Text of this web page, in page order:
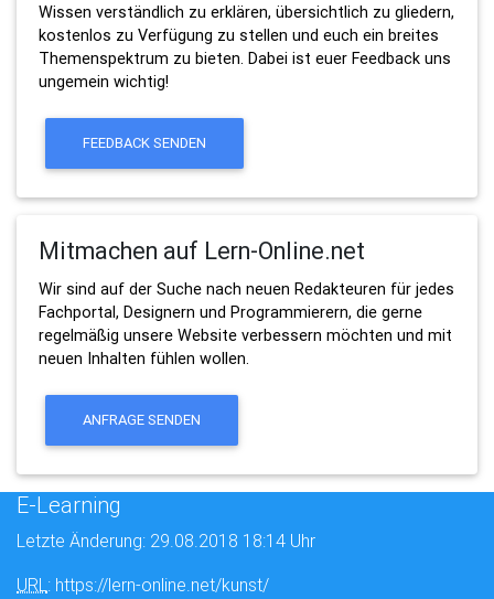
Wissen verständlich zu erklären, übersichtlich zu gliedern,
kostenlos zu Verfügung zu stellen und euch ein breites
Themenspektrum zu bieten. Dabei ist euer Feedback uns
ungemein wichtig!
FEEDBACK SENDEN
Mitmachen auf Lern-Online.net
Wir sind auf der Suche nach neuen Redakteuren für jedes
Fachportal, Designern und Programmierern, die gerne
regelmäßig unsere Website verbessern möchten und mit
neuen Inhalten fühlen wollen.
ANFRAGE SENDEN
E-Learning
Letzte Änderung: 29.08.2018 18:14 Uhr
URL : https://lern-online.net/kunst/